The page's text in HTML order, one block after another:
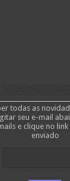
todas as
seu e-mail
e clique no
enviado